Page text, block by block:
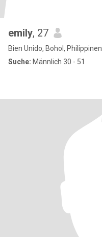
emily, 27
Bien Unido, Bohol, Philippinen
Suche: Männlich 30 - 51